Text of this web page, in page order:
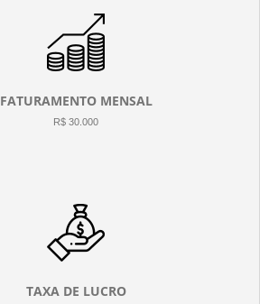
FATURAMENTO MENSAL
R$ 30.000
TAXA DE LUCRO